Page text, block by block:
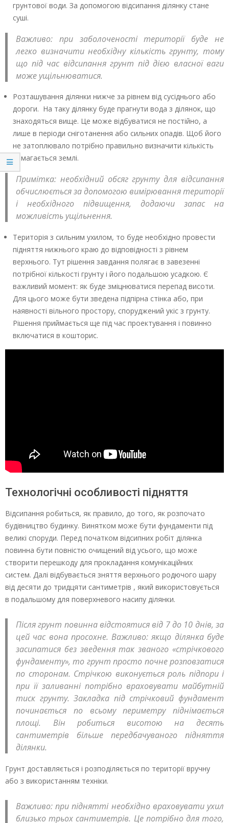
грунтової води. За допомогою відсипання ділянку стане
суші.
Важливо: при заболоченості території буде не
легко визначити необхідну кількість грунту, тому
що під час відсипання грунт під дією власної ваги
може ущільнюватися.
Розташування ділянки нижче за рівнем від сусіднього або
дороги. На таку ділянку буде прагнути вода з ділянок, що
знаходяться вище. Це може відбуватися не постійно, а
лише в періоди сніготанення або сильних опадів. Щоб його
не затоплювало потрібно правильно визначити кількість
вимагається землі.
Примітка: необхідний обсяг грунту для відсипання
обчислюється за допомогою вимірювання території
і необхідного підвищення, додаючи запас на
можливість ущільнення.
Територія з сильним ухилом, то буде необхідно провести
підняття нижнього краю до відповідності з рівнем
верхнього. Тут рішення завдання полягає в завезенні
потрібної кількості грунту і його подальшою усадкою. Є
важливий момент: як буде зміцнюватися перепад висоти.
Для цього може бути зведена підпірна стінка або, при
наявності вільного простору, споруджений укіс з грунту.
Рішення приймається ще під час проектування і повинно
включатися в кошторис.
Технологічні особливості підняття
Відсипання робиться, як правило, до того, як розпочато
будівництво будинку. Винятком може бути фундаменти під
великі споруди. Перед початком відсипних робіт ділянка
повинна бути повністю очищений від усього, що може
створити перешкоду для прокладання комунікаційних
систем. Далі відбувається зняття верхнього родючого шару
від десяти до тридцяти сантиметрів , який використовується
в подальшому для поверхневого насипу ділянки.
Після грунт повинна відстоятися від 7 до 10 днів, за
цей час вона просохне. Важливо: якщо ділянка буде
засипатися без зведення так званого «стрічкового
фундаменту», то грунт просто почне розповзатися
по сторонам. Стрічкою виконується роль підпори і
при її заливанні потрібно враховувати майбутній
тиск грунту. Закладка під стрічковий фундамент
починається по всьому периметру піднімається
площі. Він робиться висотою на десять
сантиметрів більше передбачуваного підняття
ділянки.
Грунт доставляється і розподіляється по території вручну
або з використанням техніки.
Важливо: при піднятті необхідно враховувати ухил
близько трьох сантиметрів. Це потрібно для того,